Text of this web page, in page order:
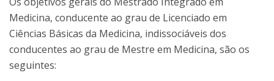
Medicina, conducente ao grau de Licenciado em
Ciências Básicas da Medicina, indissociáveis dos
conducentes ao grau de Mestre em Medicina, são os
seguintes: